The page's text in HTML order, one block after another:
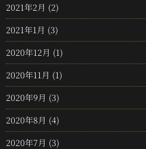
2021年2月 (2)
2021年1月 (3)
2020年12月 (1)
2020年11月 (1)
2020年9月 (3)
2020年8月 (4)
2020年7月 (3)